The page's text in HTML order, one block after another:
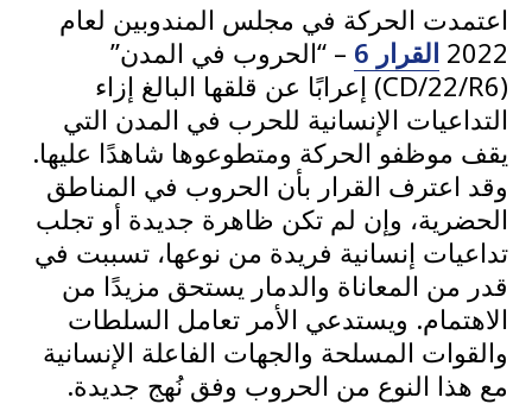
اعتمدت الحركة في مجلس المندوبين لعام
2022 القرار 6
– “الحروب في المدن”
(CD/22/R6) إعرابًا عن قلقها البالغ إزاء
التداعيات الإنسانية للحرب في المدن التي
يقف موظفو الحركة ومتطوعوها شاهدًا عليها.
وقد اعترف القرار بأن الحروب في المناطق
الحضرية، وإن لم تكن ظاهرة جديدة أو تجلب
تداعيات إنسانية فريدة من نوعها، تسببت في
قدر من المعاناة والدمار يستحق مزيدًا من
الاهتمام. ويستدعي الأمر تعامل السلطات
والقوات المسلحة والجهات الفاعلة الإنسانية
مع هذا النوع من الحروب وفق نُهج جديدة.